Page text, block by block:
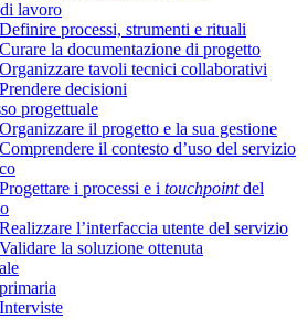
lavoro
processi, strumenti e rituali
la documentazione di progetto
tavoli tecnici collaborativi
decisioni
progettuale
il progetto e la sua gestione
il contesto d’uso del servizio
i processi e i touchpointdel
l’interfaccia utente del servizio
la soluzione ottenuta